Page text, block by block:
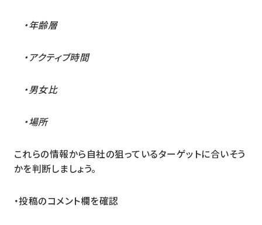
・年齢層
・アクティブ時間
・男女比
・場所
これらの情報から自社の狙っているターゲットに合いそう
かを判断しましょう。
・投稿のコメント欄を確認